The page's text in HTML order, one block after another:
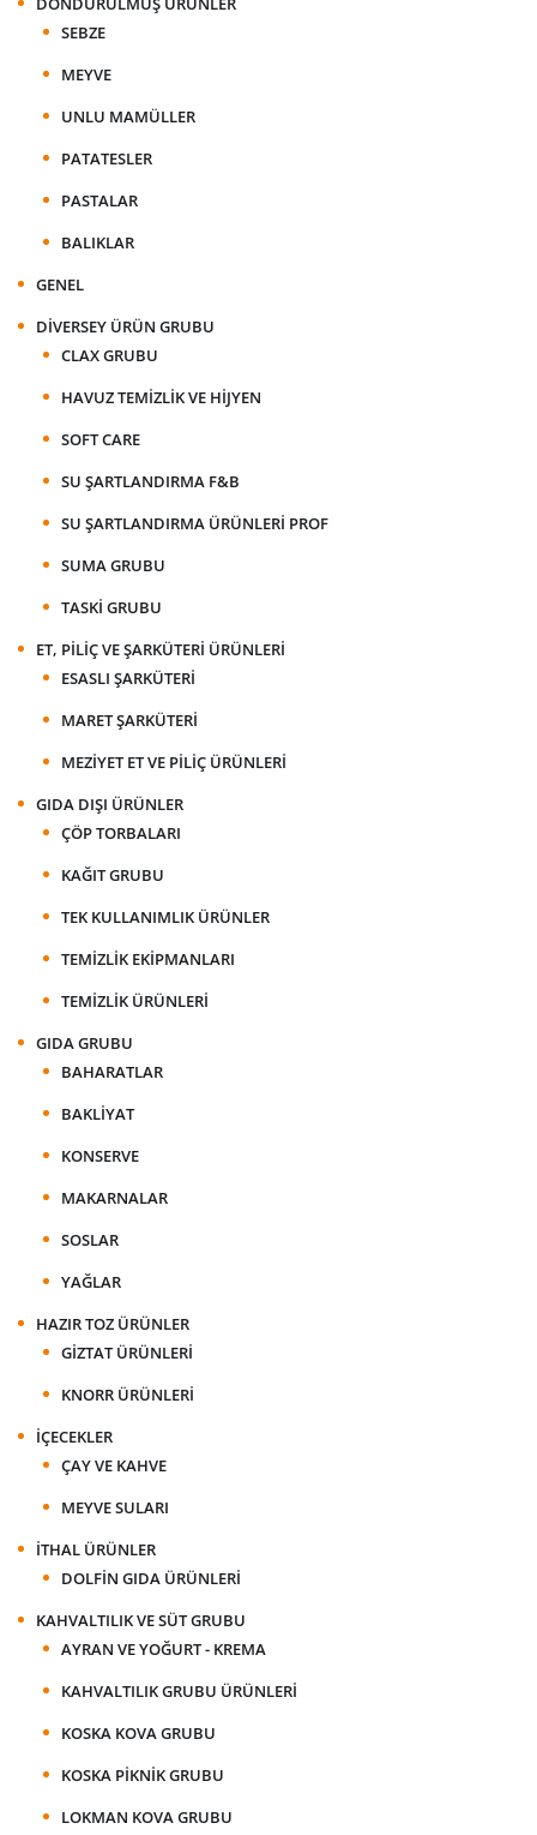
SEBZE
MEYVE
UNLU MAMÜLLER
PATATESLER
PASTALAR
BALIKLAR
GENEL
DIVERSEY ÜRÜN GRUBU
CLAX GRUBU
HAVUZ TEMIZLIK VE HIJYEN
SOFT CARE
SU ŞARTLANDIRMA F&B
SU ŞARTLANDIRMA ÜRÜNLERI PROF
SUMA GRUBU
TASKI GRUBU
ET, PILIÇ VE ŞARKÜTERI ÜRÜNLERI
ESASLI ŞARKÜTERI
MARET ŞARKÜTERI
MEZIYET ET VE PILIÇ ÜRÜNLERI
GIDA DIŞI ÜRÜNLER
ÇÖP TORBALARI
KAĞIT GRUBU
TEK KULLANIMLIK ÜRÜNLER
TEMIZLIK EKIPMANLARI
TEMIZLIK ÜRÜNLERI
GIDA GRUBU
BAHARATLAR
BAKLIYAT
KONSERVE
MAKARNALAR
SOSLAR
YAĞLAR
HAZIR TOZ ÜRÜNLER
GIZTAT ÜRÜNLERI
KNORR ÜRÜNLERI
İÇECEKLER
ÇAY VE KAHVE
MEYVE SULARI
İTHAL ÜRÜNLER
DOLFIN GIDA ÜRÜNLERI
KAHVALTILIK VE SÜT GRUBU
AYRAN VE YOĞURT - KREMA
KAHVALTILIK GRUBU ÜRÜNLERI
KOSKA KOVA GRUBU
KOSKA PIKNIK GRUBU
LOKMAN KOVA GRUBU